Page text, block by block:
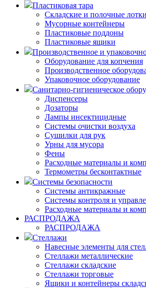
Пластиковая тара
Складские и полочные лотки
Мусорные контейнеры
Пластиковые поддоны
Пластиковые ящики
Производственное и
Оборудование для копчения
Производственное
Упаковочное оборудование
Санитарно-гигиеническое
Диспенсеры
Дозаторы
Лампы инсектицидные
Системы очистки воздуха
Сушилки для рук
Урны для мусора
Фены
Расходные материалы и
Термометры бесконтактные
Системы безопасности
Системы антикражные
Системы контроля и
Расходные материалы и
РАСПРОДАЖА
РАСПРОДАЖА
Стеллажи
Навесные элементы для
Стеллажи металлические
Стеллажи складские
Стеллажи торговые
Ящики и контейнеры